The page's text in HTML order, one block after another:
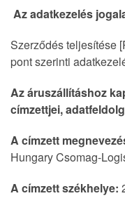
Az adatkezelés
Szerződés teljesítése
pont szerinti
Az áruszállításhoz
címzettjei,
A címzett
Hungary Csomag-
A címzett székhelye: